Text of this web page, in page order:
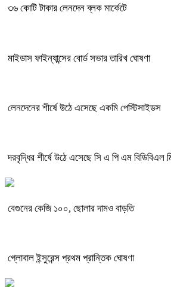
৩৬ কোটি টাকার লেনদেন ব্লক মার্কেটে
মাইডাস ফাইন্যান্সের বোর্ড সভার তারিখ ঘোষণা
লেনদেনের শীর্ষে উঠে এসেছে একমি পেস্টিসাইডস
দরবৃদ্ধির শীর্ষে উঠে এসেছে সি এ পি এম বিডিবিএল
বেগুনের কেজি ১০০, ছোলার দামও বাড়তি
গ্লোবাল ইন্সুরেন্স প্রথম প্রান্তিক ঘোষণা